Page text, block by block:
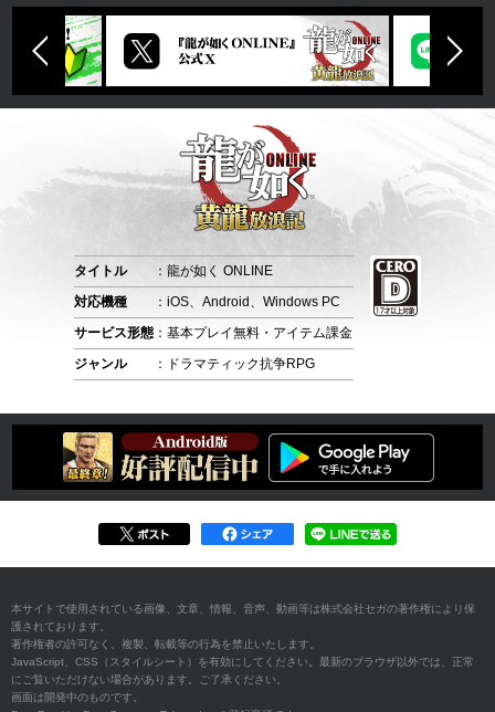
タイトル
：龍が如く ONLINE
対応機種
：iOS、Android、Windows PC
サービス形態 ：基本プレイ無料・アイテム課金
ジャンル
：ドラマティック抗争RPG
本サイトで使用されている画像、文章、情報、音声、動画等は株式会社セガの著作権により保
護されております。
著作権者の許可なく、複製、転載等の行為を禁止いたします。
JavaScript、CSS（スタイルシート）を有効にしてください。最新のブラウザ以外では、正常
にご覧いただけない場合があります。ご了承ください。
画面は開発中のものです。